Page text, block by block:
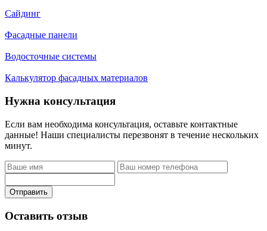
Сайдинг
Фасадные панели
Водосточные системы
Калькулятор фасадных материалов
Нужна консультация
Если вам необходима консультация, оставьте контактные
данные! Наши специалисты перезвонят в течение нескольких
минут.
Отправить
Оставить отзыв